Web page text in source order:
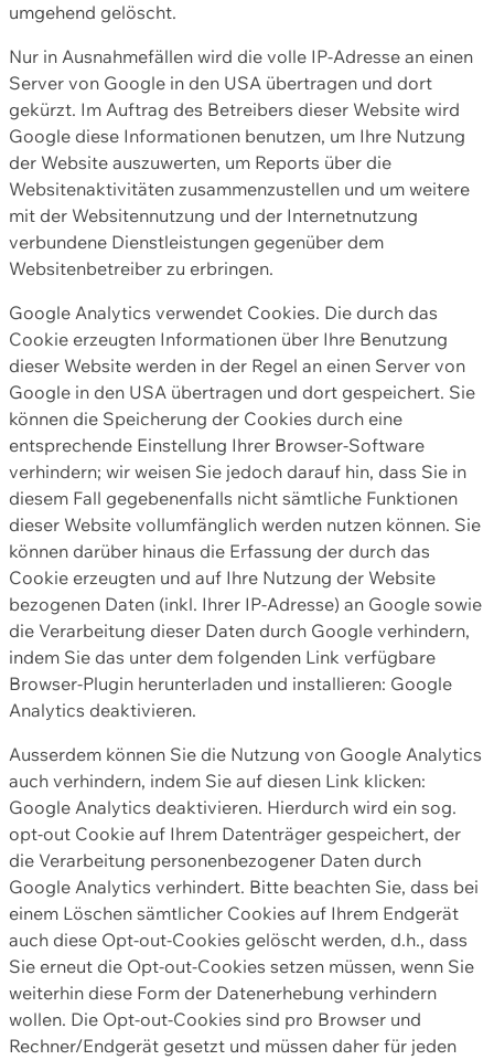
umgehend gelöscht.
Nur in Ausnahmefällen wird die volle IP-Adresse an einen
Server von Google in den USA übertragen und dort
gekürzt. Im Auftrag des Betreibers dieser Website wird
Google diese Informationen benutzen, um Ihre Nutzung
der Website auszuwerten, um Reports über die
Websitenaktivitäten zusammenzustellen und um weitere
mit der Websitennutzung und der Internetnutzung
verbundene Dienstleistungen gegenüber dem
Websitenbetreiber zu erbringen.
Google Analytics verwendet Cookies. Die durch das
Cookie erzeugten Informationen über Ihre Benutzung
dieser Website werden in der Regel an einen Server von
Google in den USA übertragen und dort gespeichert. Sie
können die Speicherung der Cookies durch eine
entsprechende Einstellung Ihrer Browser-Software
verhindern; wir weisen Sie jedoch darauf hin, dass Sie in
diesem Fall gegebenenfalls nicht sämtliche Funktionen
dieser Website vollumfänglich werden nutzen können. Sie
können darüber hinaus die Erfassung der durch das
Cookie erzeugten und auf Ihre Nutzung der Website
bezogenen Daten (inkl. Ihrer IP-Adresse) an Google sowie
die Verarbeitung dieser Daten durch Google verhindern,
indem Sie das unter dem folgenden Link verfügbare
Browser-Plugin herunterladen und installieren: Google
Analytics deaktivieren.
Ausserdem können Sie die Nutzung von Google Analytics
auch verhindern, indem Sie auf diesen Link klicken:
Google Analytics deaktivieren. Hierdurch wird ein sog.
opt-out Cookie auf Ihrem Datenträger gespeichert, der
die Verarbeitung personenbezogener Daten durch
Google Analytics verhindert. Bitte beachten Sie, dass bei
einem Löschen sämtlicher Cookies auf Ihrem Endgerät
auch diese Opt-out-Cookies gelöscht werden, d.h., dass
Sie erneut die Opt-out-Cookies setzen müssen, wenn Sie
weiterhin diese Form der Datenerhebung verhindern
wollen. Die Opt-out-Cookies sind pro Browser und
Rechner/Endgerät gesetzt und müssen daher für jeden